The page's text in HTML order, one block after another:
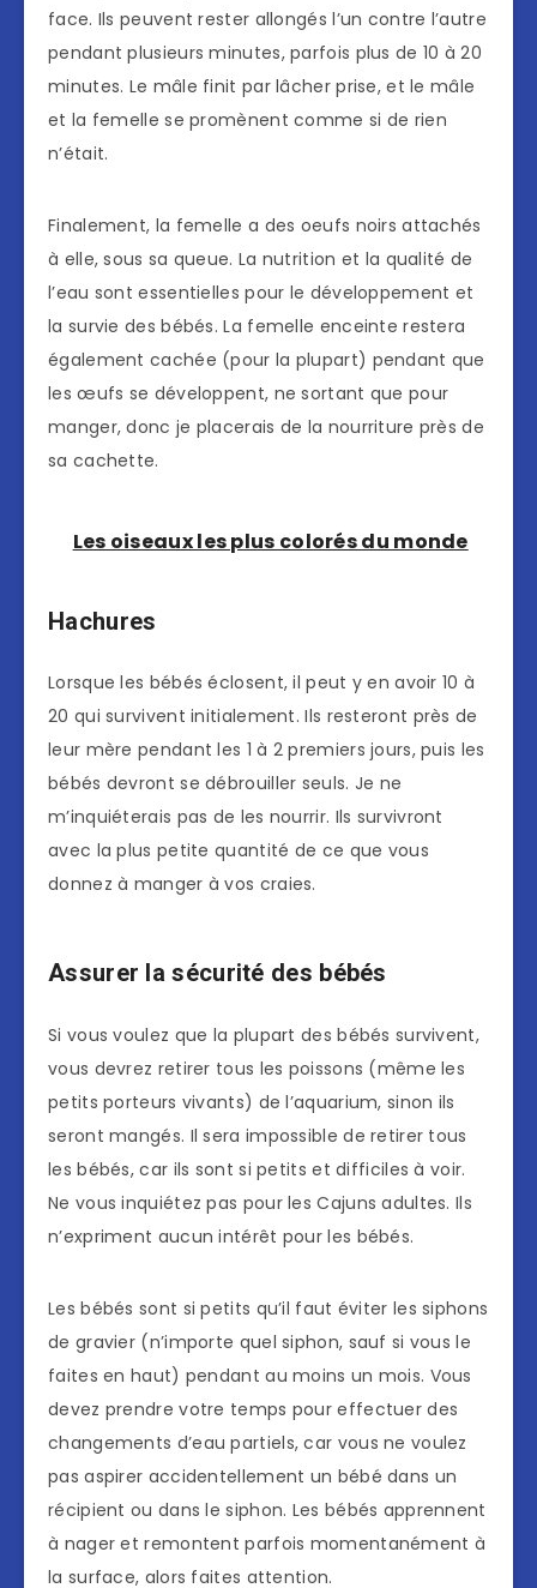
face. Ils peuvent rester allongés l’un contre l’autre
pendant plusieurs minutes, parfois plus de 10 à 20
minutes. Le mâle finit par lâcher prise, et le mâle
et la femelle se promènent comme si de rien
n’était.
Finalement, la femelle a des oeufs noirs attachés
à elle, sous sa queue. La nutrition et la qualité de
l’eau sont essentielles pour le développement et
la survie des bébés. La femelle enceinte restera
également cachée (pour la plupart) pendant que
les œufs se développent, ne sortant que pour
manger, donc je placerais de la nourriture près de
sa cachette.
Les oiseaux les plus colorés du monde
Hachures
Lorsque les bébés éclosent, il peut y en avoir 10 à
20 qui survivent initialement. Ils resteront près de
leur mère pendant les 1 à 2 premiers jours, puis les
bébés devront se débrouiller seuls. Je ne
m’inquiéterais pas de les nourrir. Ils survivront
avec la plus petite quantité de ce que vous
donnez à manger à vos craies.
Assurer la sécurité des bébés
Si vous voulez que la plupart des bébés survivent,
vous devrez retirer tous les poissons (même les
petits porteurs vivants) de l’aquarium, sinon ils
seront mangés. Il sera impossible de retirer tous
les bébés, car ils sont si petits et difficiles à voir.
Ne vous inquiétez pas pour les Cajuns adultes. Ils
n’expriment aucun intérêt pour les bébés.
Les bébés sont si petits qu’il faut éviter les siphons
de gravier (n’importe quel siphon, sauf si vous le
faites en haut) pendant au moins un mois. Vous
devez prendre votre temps pour effectuer des
changements d’eau partiels, car vous ne voulez
pas aspirer accidentellement un bébé dans un
récipient ou dans le siphon. Les bébés apprennent
à nager et remontent parfois momentanément à
la surface, alors faites attention.